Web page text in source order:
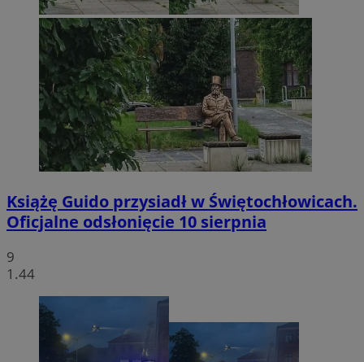
Książę Guido przysiadł w Świętochłowicach.
Oficjalne odsłonięcie 10 sierpnia
9
1.44